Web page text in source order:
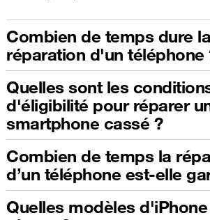
Combien de temps dure la
réparation d'un téléphone
Quelles sont les
d'éligibilité pour réparer
smartphone cassé ?
Combien de temps la
d’un téléphone est-elle
Quelles modèles d'iPhone